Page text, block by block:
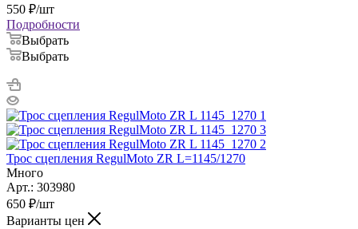
550 ₽/шт
Подробности
Выбрать
Выбрать
Трос сцепления RegulMoto ZR L=1145/1270
Много
Арт.: 303980
650 ₽/шт
Варианты цен